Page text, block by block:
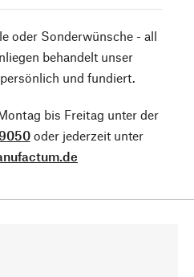
oder Sonderwünsche - all
behandelt unser
und fundiert.
bis Freitag unter der
oder jederzeit unter